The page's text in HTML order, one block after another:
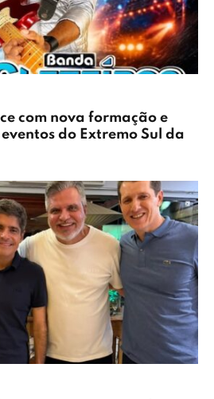
com nova formação e
do Extremo Sul da